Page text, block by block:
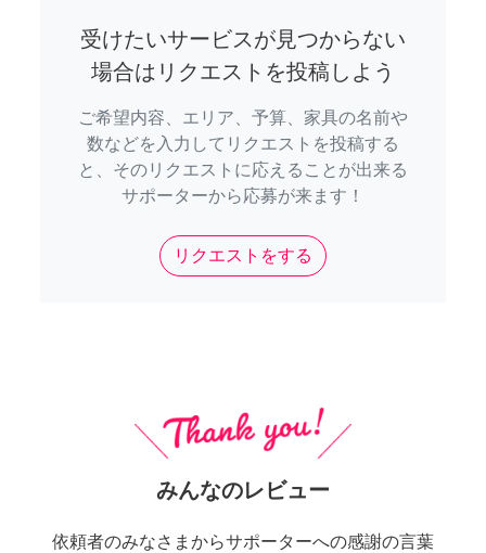
受けたいサービスが見つからない
場合はリクエストを投稿しよう
ご希望内容、エリア、予算、家具の名前や
数などを入力してリクエストを投稿する
と、そのリクエストに応えることが出来る
サポーターから応募が来ます！
リクエストをする
みんなのレビュー
依頼者のみなさまからサポーターへの感謝の言葉